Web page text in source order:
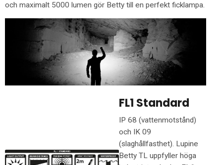
och maximalt 5000 lumen gör Betty till en perfekt ficklampa.
FL1 Standard
IP 68 (vattenmotstånd)
och IK 09
(slaghållfasthet). Lupine
Betty TL uppfyller höga